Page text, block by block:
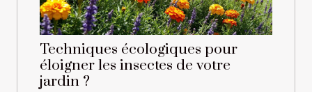
Techniques écologiques pour
éloigner les insectes de votre
jardin ?